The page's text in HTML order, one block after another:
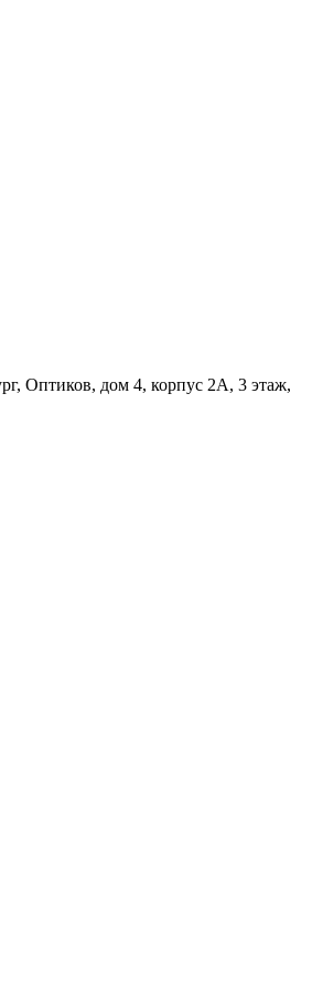
Оптиков, дом 4, корпус 2А, 3 этаж,